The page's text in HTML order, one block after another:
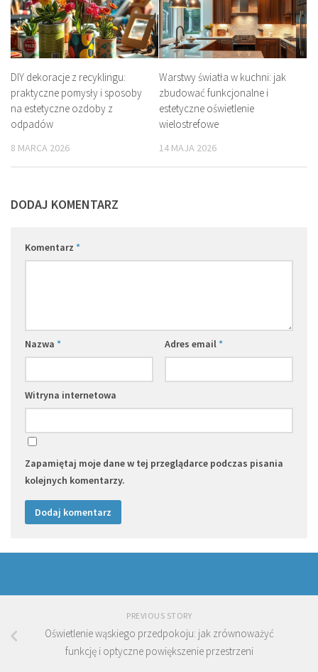
DIY dekoracje z recyklingu:
praktyczne pomysły i sposoby
na estetyczne ozdoby z
odpadów
8 MARCA 2026
Warstwy światła w kuchni: jak
zbudować funkcjonalne i
estetyczne oświetlenie
wielostrefowe
14 MAJA 2026
DODAJ KOMENTARZ
Komentarz *
Nazwa * Adres email*
Witryna internetowa
Zapamiętaj moje dane w tej przeglądarce podczas pisania
kolejnych komentarzy.
PREVIOUS STORY
Oświetlenie wąskiego przedpokoju: jak zrównoważyć
funkcję i optyczne powiększenie przestrzeni